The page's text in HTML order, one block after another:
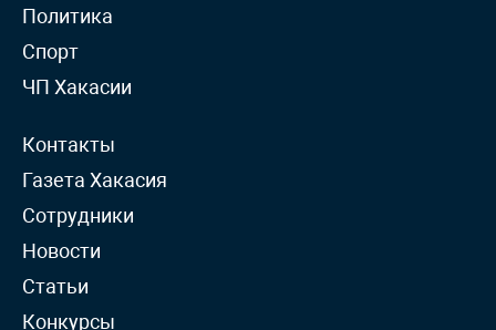
Политика
Спорт
ЧП Хакасии
Контакты
Газета Хакасия
Сотрудники
Новости
Статьи
Конкурсы